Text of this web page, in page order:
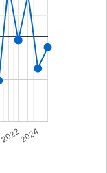
20222024